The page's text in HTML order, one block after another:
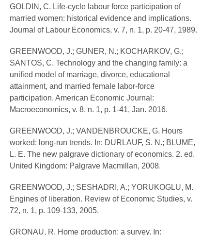
GOLDIN, C. Life-cycle labour force participation of
married women: historical evidence and implications.
Journal of Labour Economics, v. 7, n. 1, p. 20-47, 1989.
GREENWOOD, J.; GUNER, N.; KOCHARKOV, G.;
SANTOS, C. Technology and the changing family: a
unified model of marriage, divorce, educational
attainment, and married female labor-force
participation. American Economic Journal:
Macroeconomics, v. 8, n. 1, p. 1-41, Jan. 2016.
GREENWOOD, J.; VANDENBROUCKE, G. Hours
worked: long-run trends. In: DURLAUF, S. N.; BLUME,
L. E. The new palgrave dictionary of economics. 2. ed.
United Kingdom: Palgrave Macmillan, 2008.
GREENWOOD, J.; SESHADRI, A.; YORUKOGLU, M.
Engines of liberation. Review of Economic Studies, v.
72, n. 1, p. 109-133, 2005.
GRONAU, R. Home production: a survey. In: